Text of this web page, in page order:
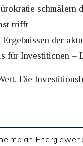
trifft
der
für Investitionen –
Die